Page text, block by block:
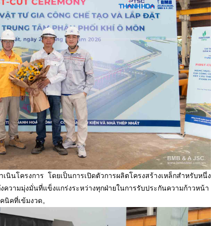
นินโครงการ โดยเป็นการเปิดตัวการผลิตโครงสร้างเหล็กสำหรับหนึ่ง
ความมุ่งมั่นที่แข็งแกร่งระหว่างทุกฝ่ายในการรับประกันความก้าวหน้า
คที่เข้มงวด。